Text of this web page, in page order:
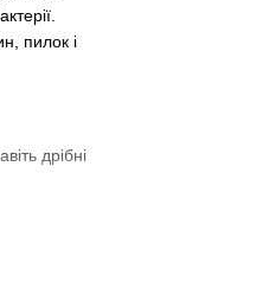
пилок і
дрібні